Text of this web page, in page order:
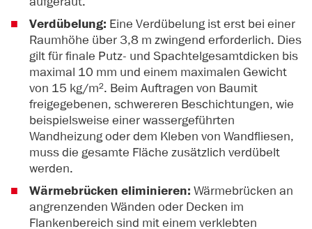
Verdübelung: Eine Verdübelung ist erst bei einer
Raumhöhe über 3,8 m zwingend erforderlich. Dies
gilt für finale Putz- und Spachtelgesamtdicken bis
maximal 10 mm und einem maximalen Gewicht
von 15 kg/m². Beim Auftragen von Baumit
freigegebenen, schwereren Beschichtungen, wie
beispielsweise einer wassergeführten
Wandheizung oder dem Kleben von Wandfliesen,
muss die gesamte Fläche zusätzlich verdübelt
werden.
Wärmebrücken eliminieren: Wärmebrücken an
angrenzenden Wänden oder Decken im
Flankenbereich sind mit einem verklebten